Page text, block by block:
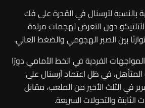
لآرسنال في القدرة على فك
دون التعرض لهجمات مرتدة
بين الصبر الهجومي والضغط العالي.
الفردية في الخط الأمامي دورًا
في ظل اعتماد آرسنال على
في الثلث الأخير من الملعب، مقابل
والتحولات السريعة.